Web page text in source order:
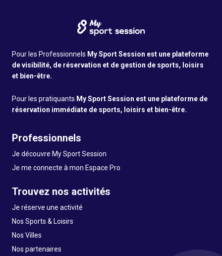
Pour les Professionnels My Sport Session est une plateforme
de visibilité, de réservation et de gestion de sports, loisirs
et bien-être.
Pour les pratiquants My Sport Session est une plateforme de
réservation immédiate de sports, loisirs et bien-être.
Professionnels
Je découvre My Sport Session
Je me connecte à mon Espace Pro
Trouvez nos activités
Je réserve une activité
Nos Sports & Loisirs
Nos Villes
Nos partenaires